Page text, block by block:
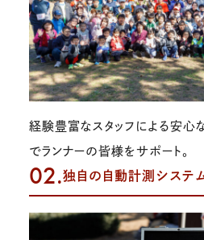
経験豊富なスタッフによる安心
でランナーの皆様をサポート。
02.独自の自動計測システ